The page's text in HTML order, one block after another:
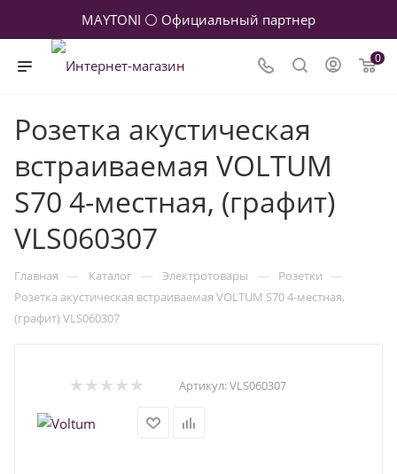
MAYTONI ⚪ Официальный партнер
0
Розетка акустическая
встраиваемая VOLTUM
S70 4-местная, (графит)
VLS060307
Главная — Каталог — Электротовары — Розетки —
Розетка акустическая встраиваемая VOLTUM S70 4-местная,
(графит) VLS060307
Артикул:VLS060307